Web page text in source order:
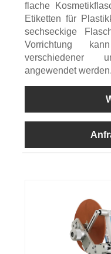
flache
Etiketten für
sechseckige
Vorrichtung
verschiedener
angewendet werden.